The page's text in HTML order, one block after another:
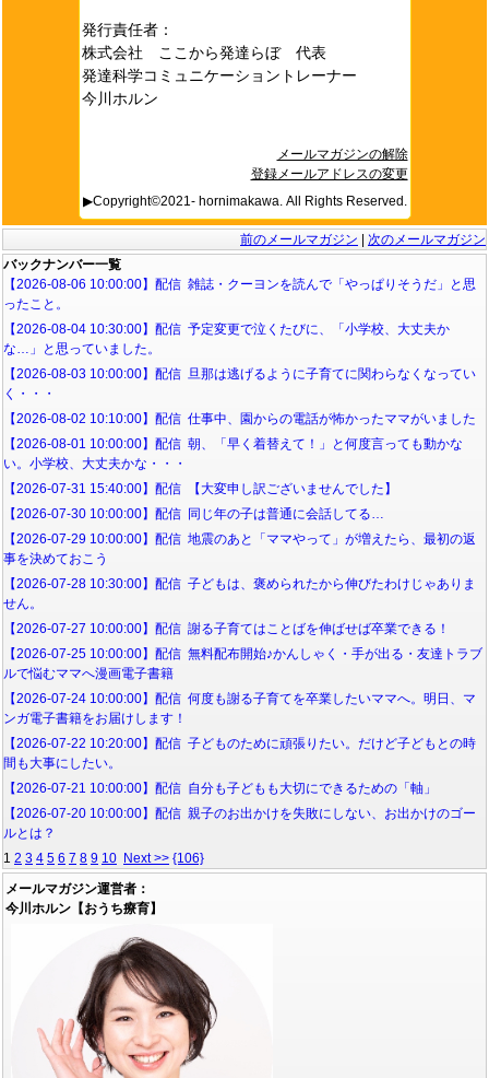
発行責任者：
株式会社 ここから発達らぼ 代表
発達科学コミュニケーショントレーナー
今川ホルン
メールマガジンの解除
登録メールアドレスの変更
▶Copyright©2021- hornimakawa. All Rights Reserved.
前のメールマガジン
次のメールマガジン
バックナンバー一覧
【2026-08-06 10:00:00】配信 雑誌・クーヨンを読んで「やっぱりそうだ」と思
ったこと。
【2026-08-04 10:30:00】配信 予定変更で泣くたびに、「小学校、大丈夫か
な…」と思っていました。
【2026-08-03 10:00:00】配信 旦那は逃げるように子育てに関わらなくなってい
く・・・
【2026-08-02 10:10:00】配信 仕事中、園からの電話が怖かったママがいました
【2026-08-01 10:00:00】配信 朝、「早く着替えて！」と何度言っても動かな
い。小学校、大丈夫かな・・・
【2026-07-31 15:40:00】配信 【大変申し訳ございませんでした】
【2026-07-30 10:00:00】配信 同じ年の子は普通に会話してる…
【2026-07-29 10:00:00】配信 地震のあと「ママやって」が増えたら、最初の返
事を決めておこう
【2026-07-28 10:30:00】配信 子どもは、褒められたから伸びたわけじゃありま
せん。
【2026-07-27 10:00:00】配信 謝る子育てはことばを伸ばせば卒業できる！
【2026-07-25 10:00:00】配信 無料配布開始♪かんしゃく・手が出る・友達トラブ
ルで悩むママへ漫画電子書籍
【2026-07-24 10:00:00】配信 何度も謝る子育てを卒業したいママへ。明日、マ
ンガ電子書籍をお届けします！
【2026-07-22 10:20:00】配信 子どものために頑張りたい。だけど子どもとの時
間も大事にしたい。
【2026-07-21 10:00:00】配信 自分も子どもも大切にできるための「軸」
【2026-07-20 10:00:00】配信 親子のお出かけを失敗にしない、お出かけのゴー
ルとは？
1 2 3 4 5 6 7 8 9 10 Next >> {106}
メールマガジン運営者：
今川ホルン【おうち療育】